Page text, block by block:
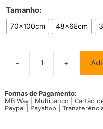
Tamanho:
70x100cm 48x68cm
-
de
do
Marfim
+
Formas de Pagamento:
MB Way | Multibanco | Cartão
Paypal | Payshop |